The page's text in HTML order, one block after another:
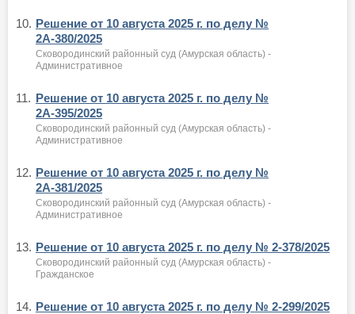
10. Решение от 10 августа 2025 г. по делу №
2А-380/2025
Сковородинский районный суд (Амурская область) -
Административное
11. Решение от 10 августа 2025 г. по делу №
2А-395/2025
Сковородинский районный суд (Амурская область) -
Административное
12. Решение от 10 августа 2025 г. по делу №
2А-381/2025
Сковородинский районный суд (Амурская область) -
Административное
13. Решение от 10 августа 2025 г. по делу № 2-378/2025
Сковородинский районный суд (Амурская область) -
Гражданское
14. Решение от 10 августа 2025 г. по делу № 2-299/2025